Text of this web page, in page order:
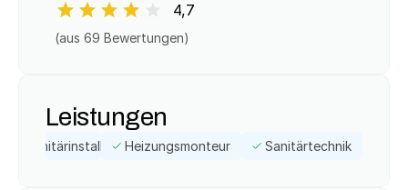
4,7
(aus 69 Bewertungen)
Leistungen
SanitärinstallateurHeizungsmonteur Sanitärtechnik